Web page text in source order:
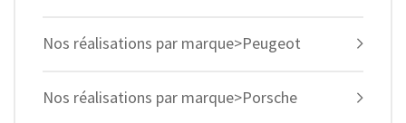
Nos réalisations par marque>Peugeot
Nos réalisations par marque>Porsche